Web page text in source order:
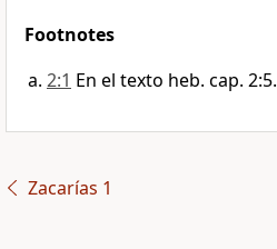
Footnotes
2:1 En el texto heb. cap. 2:5.
Zacarías 1